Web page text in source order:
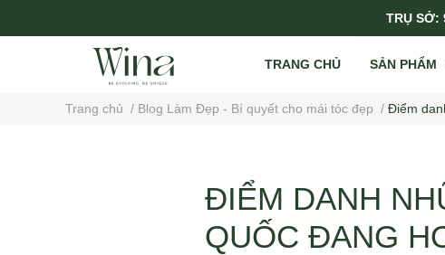
TRỤ SỞ:
TRANG CHỦ SẢN PHẨM
Trang chủ / Blog Làm Đẹp - Bí quyết cho mái tóc đẹp / Điểm
ĐIỂM DANH
QUỐC ĐANG